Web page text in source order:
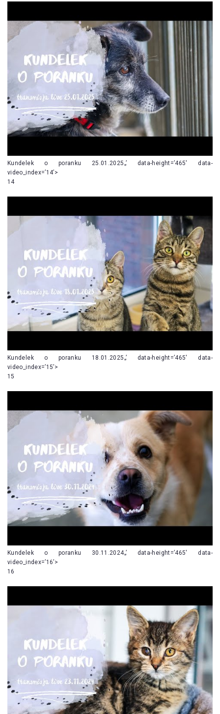
Kundelek o poranku 25.01.2025„’ data-height=’465′ data-
video_index=’14’>
14
Kundelek o poranku 18.01.2025„’ data-height=’465′ data-
video_index=’15’>
15
Kundelek o poranku 30.11.2024„’ data-height=’465′ data-
video_index=’16’>
16